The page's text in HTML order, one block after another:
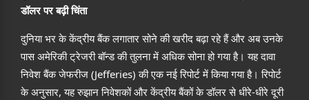
डॉलर पर बढ़ी चिंता
दुनिया भर के केंद्रीय बैंक लगातार सोने की खरीद बढ़ा रहे हैं और अब उनके
पास अमेरिकी ट्रेजरी बॉन्ड की तुलना में अधिक सोना हो गया है। यह दावा
निवेश बैंक जेफरीज (Jefferies) की एक नई रिपोर्ट में किया गया है। रिपोर्ट
के अनुसार, यह रुझान निवेशकों और केंद्रीय बैंकों के डॉलर से धीरे-धीरे दूरी